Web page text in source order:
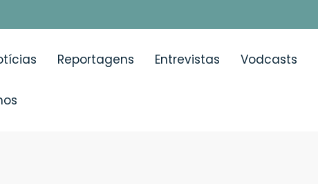
Reportagens Entrevistas Vodcasts